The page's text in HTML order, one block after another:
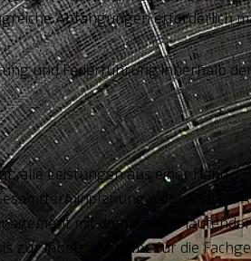
Abfangungen erforderlich
und Federführung innerhalb
alle Leistungen aus einer Hand
Koordination
mit dem parallel
zur Inbetriebnahme für die